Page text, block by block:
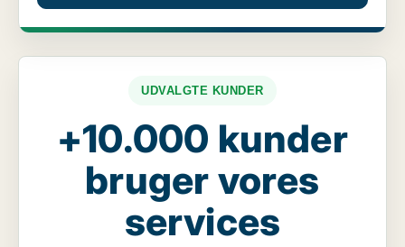
UDVALGTE KUNDER
+10.000 kunder
bruger vores
services